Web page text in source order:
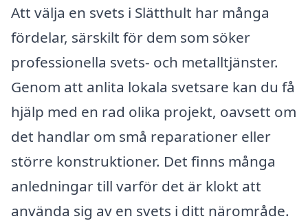
Att välja en svets i Slätthult har många
fördelar, särskilt för dem som söker
professionella svets- och metalltjänster.
Genom att anlita lokala svetsare kan du få
hjälp med en rad olika projekt, oavsett om
det handlar om små reparationer eller
större konstruktioner. Det finns många
anledningar till varför det är klokt att
använda sig av en svets i ditt närområde.